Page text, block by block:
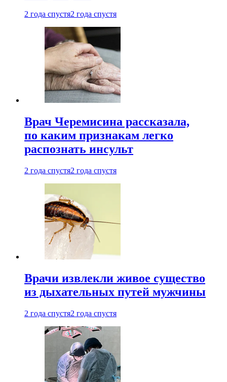
2 года спустя2 года спустя
Врач Черемисина рассказала,
по каким признакам легко
распознать инсульт
2 года спустя2 года спустя
Врачи извлекли живое существо
из дыхательных путей мужчины
2 года спустя2 года спустя